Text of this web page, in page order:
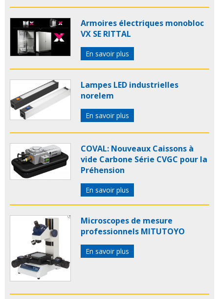
Armoires électriques monobloc
VX SE RITTAL
En savoir plus
Lampes LED industrielles
norelem
En savoir plus
COVAL: Nouveaux Caissons à
vide Carbone Série CVGC pour la
Préhension
En savoir plus
Microscopes de mesure
professionnels MITUTOYO
En savoir plus